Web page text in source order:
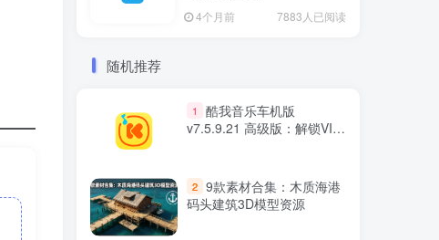
4个月前 7883人已阅读
随机推荐
1
酷我音乐车机版
v7.5.9.21 高级版：解锁VIP
2 9款素材合集：木质海港
码头建筑3D模型资源